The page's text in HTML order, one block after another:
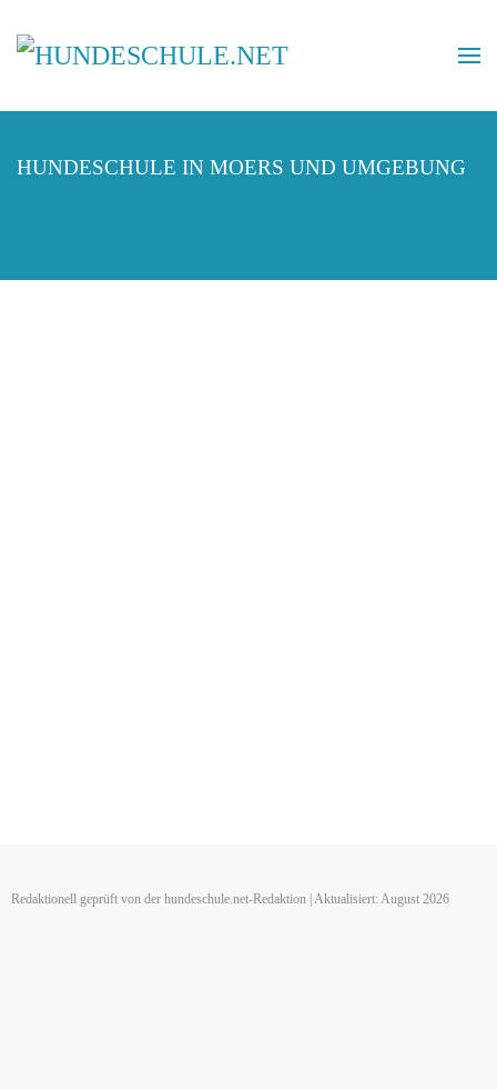
HUNDESCHULE IN MOERS UND UMGEBUNG
Redaktionell geprüft von der hundeschule.net-Redaktion | Aktualisiert: August 2026